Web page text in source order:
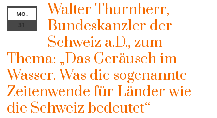
MO.
31
Walter Thurnherr,
Bundeskanzler der
Schweiz a.D., zum
Thema: „Das Geräusch im
Wasser. Was die sogenannte
Zeitenwende für Länder wie
die Schweiz bedeutet“